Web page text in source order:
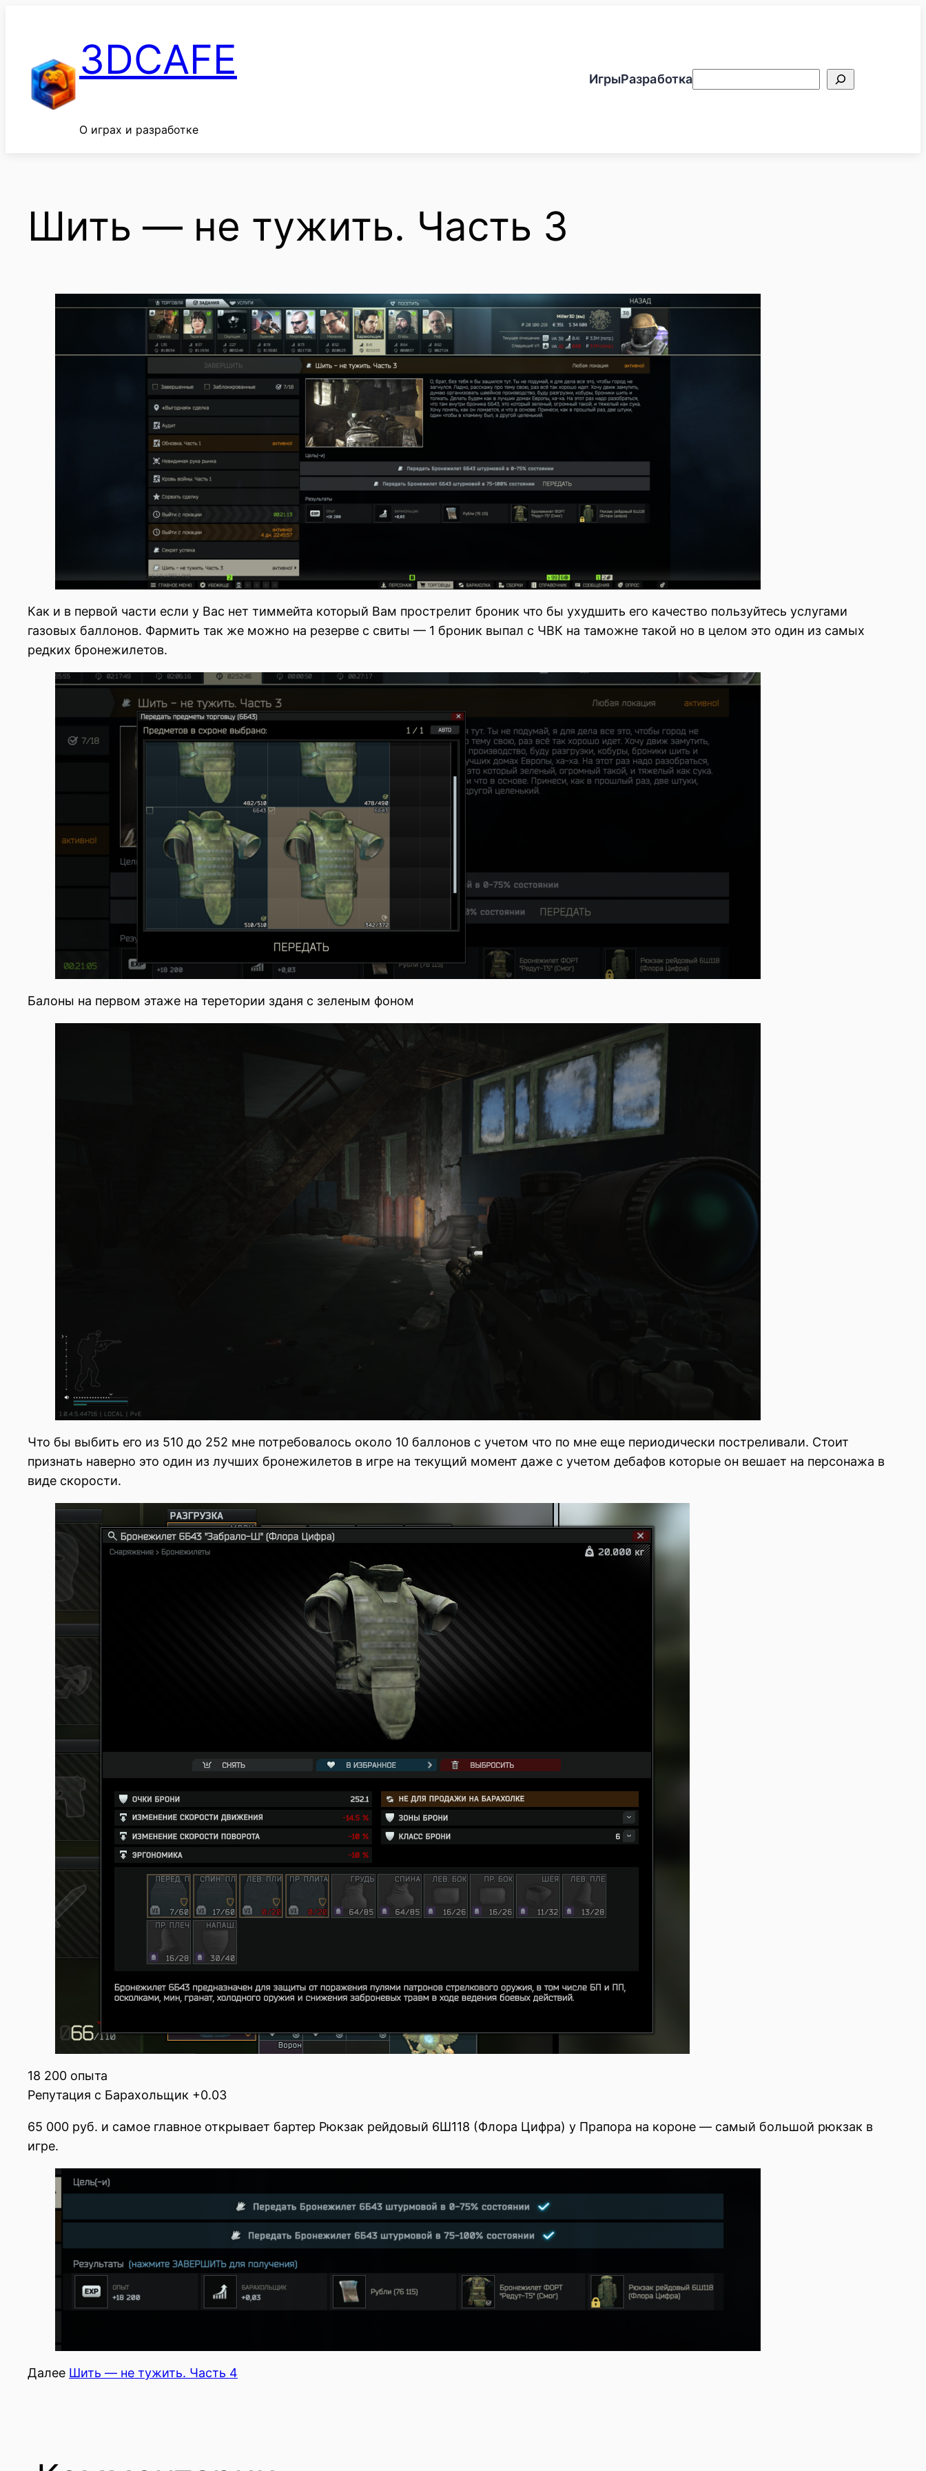
содержимому3DCAFE
О играх и разработке
ИгрыРазработкаПоиск
Шить — не тужить. Часть 3
Как и в первой части если у Вас нет тиммейта который Вам прострелит броник что бы ухудшить его качество пользуйтесь услугами
газовых баллонов. Фармить так же можно на резерве с свиты — 1 броник выпал с ЧВК на таможне такой но в целом это один из самых
редких бронежилетов.
Балоны на первом этаже на теретории зданя с зеленым фоном
Что бы выбить его из 510 до 252 мне потребовалось около 10 баллонов с учетом что по мне еще периодически постреливали. Стоит
признать наверно это один из лучших бронежилетов в игре на текущий момент даже с учетом дебафов которые он вешает на персонажа в
виде скорости.
18 200 опыта
Репутация с Барахольщик +0.03
65 000 руб. и самое главное открывает бартер Рюкзак рейдовый 6Ш118 (Флора Цифра) у Прапора на короне — самый большой рюкзак в
игре.
Далее Шить — не тужить. Часть 4